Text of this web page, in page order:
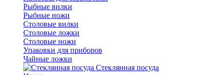
Рыбные вилки
Рыбные ножи
Столовые вилки
Столовые ложки
Столовые ножи
Упаковки для приборов
Чайные ложки
Стеклянная посуда